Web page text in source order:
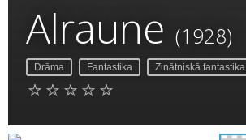
Alraune (1928)
Drāma Fantastika Zinātniskā fantastika